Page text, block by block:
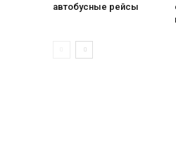
автобусные рейсы